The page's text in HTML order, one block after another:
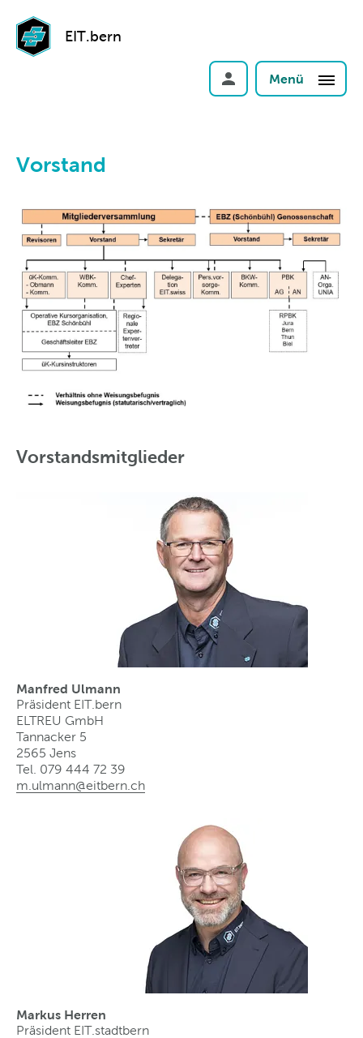
EIT.bern
Menü
Vorstand
Vorstandsmitglieder
Manfred Ulmann
Präsident EIT.bern
ELTREU GmbH
Tannacker 5
2565 Jens
Tel. 079 444 72 39
m.ulmann@eitbern ch
Markus Herren
Präsident EIT.stadtbern